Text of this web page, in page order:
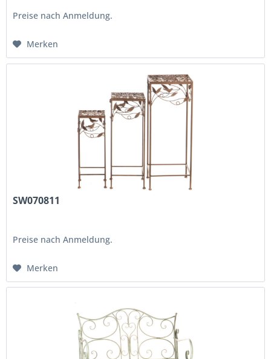
Preise nach Anmeldung.
Merken
SW070811
Preise nach Anmeldung.
Merken